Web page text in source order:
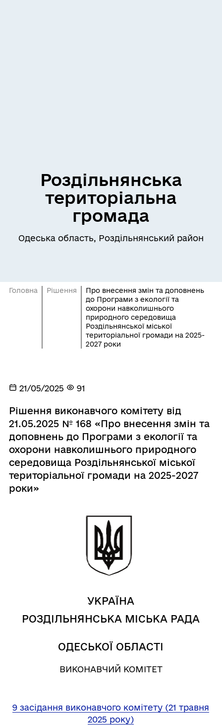
Роздільнянська
територіальна
громада
Одеська область, Роздільнянський район
Головна Рішення
Про внесення змін та доповнень
до Програми з екології та
охорони навколишнього
природного середовища
Роздільнянської міської
територіальної громади на 2025-
2027 роки
21/05/2025 91
Рішення виконавчого комітету від
21.05.2025 № 168 «Про внесення змін та
доповнень до Програми з екології та
охорони навколишнього природного
середовища Роздільнянської міської
територіальної громади на 2025-2027
роки»
УКРАЇНА
РОЗДІЛЬНЯНСЬКА МІСЬКА РАДА
ОДЕСЬКОЇ ОБЛАСТІ
ВИКОНАВЧИЙ КОМІТЕТ
9 засідання виконавчого комітету (21 травня
2025 року)